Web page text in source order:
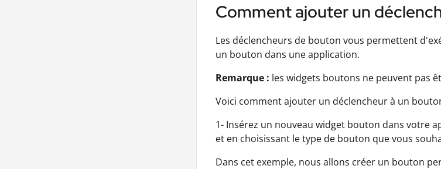
Comment ajouter un
Les déclencheurs de bouton vous permettent
un bouton dans une application.
Remarque : les widgets boutons ne peuvent pas
Voici comment ajouter un déclencheur à un
1- Insérez un nouveau widget bouton dans votre
et en choisissant le type de bouton que vous
Dans cet exemple, nous allons créer un bouton